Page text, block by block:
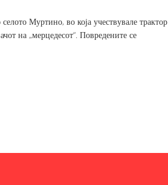
Муртино, во која учествувале трактор
на „мерцедесот“. Повредените се